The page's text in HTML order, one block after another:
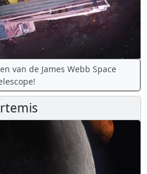
van de James Webb Space